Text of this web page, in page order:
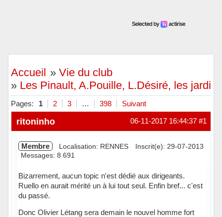
Accueil »Vie du club
» Les Pinault, A.Pouille, L.Désiré, les
Pages: 1 2 3 … 398 Suivant
#1
06-11-2017 16:44:37
ritoninho
Membre Localisation: RENNES
Inscrit(e): 29-07-2013
Messages: 8 691
Bizarrement, aucun topic n'est dédié aux dirigeants.
Ruello en aurait mérité un à lui tout seul. Enfin bref... c'est
du passé.
Donc Olivier Létang sera demain le nouvel homme fort